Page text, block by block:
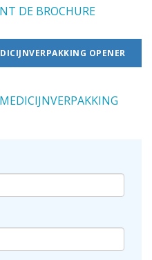
DE BROCHURE
OPENER